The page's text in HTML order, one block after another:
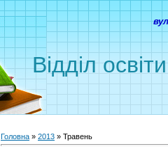
Відділ
Головна » 2013 » Травень